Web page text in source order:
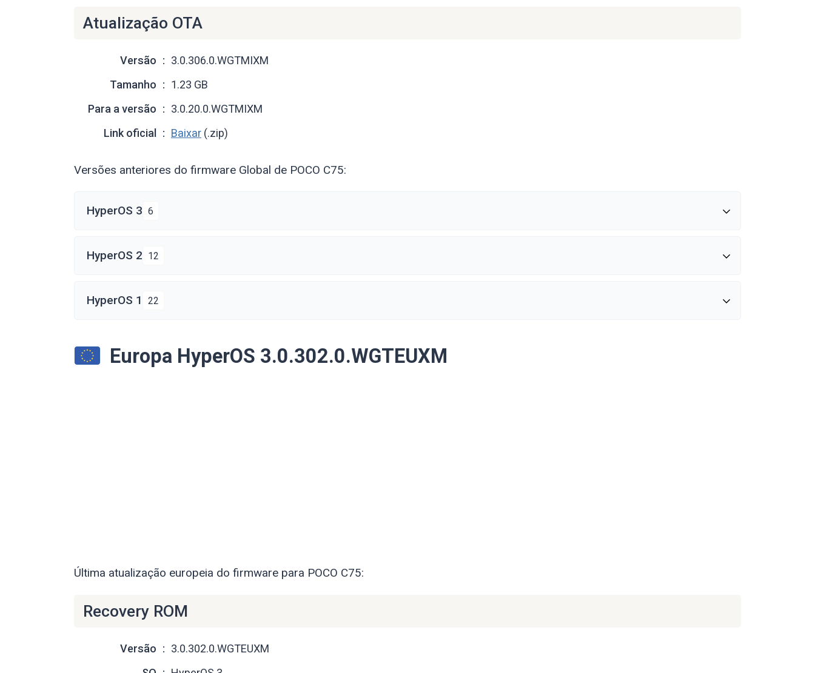
Atualização OTA
Versão
3.0.306.0.WGTMIXM
Tamanho
1.23 GB
Para a versão
3.0.20.0.WGTMIXM
Link oficial
Baixar (.zip)
Versões anteriores do firmware Global de POCO C75:
HyperOS 3 6
HyperOS 2 12
HyperOS 1 22
Europa HyperOS 3.0.302.0.WGTEUXM
Última atualização europeia do firmware para POCO C75:
Recovery ROM
Versão
3.0.302.0.WGTEUXM